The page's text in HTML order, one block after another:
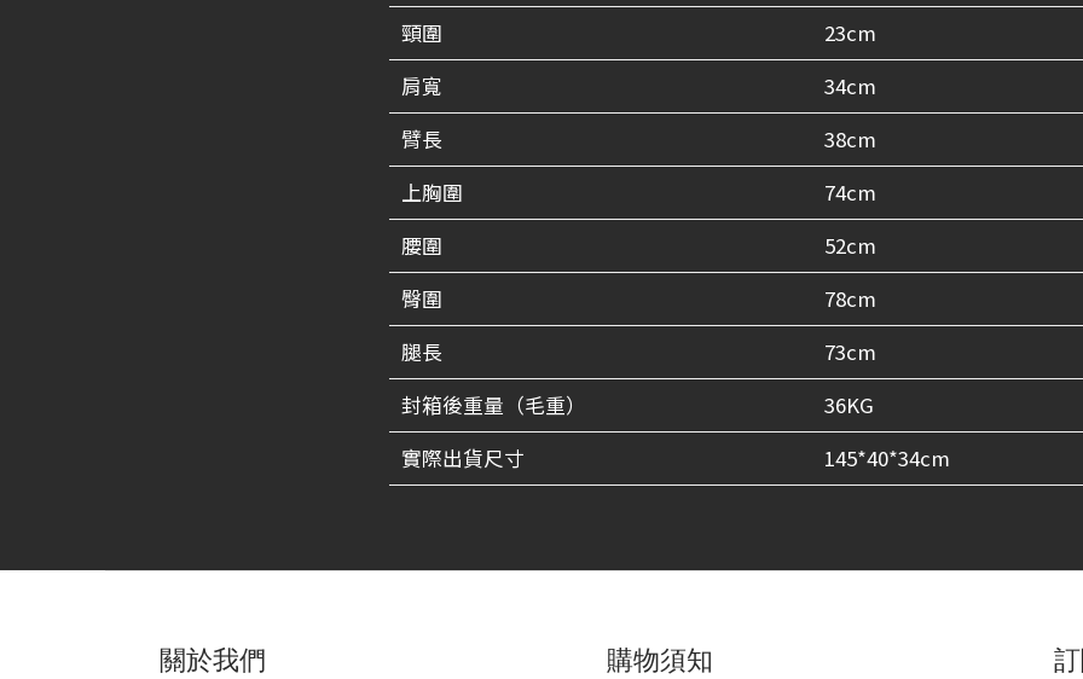
頸圍
23cm
肩寬
34cm
臂長
38cm
上胸圍
74cm
腰圍
52cm
臀圍
78cm
腿長
73cm
封箱後重量（毛重）
36KG
實際出貨尺寸
145*40*34cm
關於我們 購物須知